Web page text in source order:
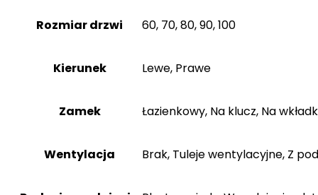
Rozmiar drzwi 60, 70, 80, 90, 100
Kierunek Lewe, Prawe
Zamek Łazienkowy, Na klucz, Na
Wentylacja Brak, Tuleje wentylacyjne, Z